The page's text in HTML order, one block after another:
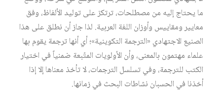
ما يحتاج إليه من مصطلحات، ترتكز على توليد الألفاظ، وفق
معايير ومقاييس وأوزان اللغة العربية. لذا جاز أن نطلق على هذا
الصنيع الاجتهادي «الترجمة التكوينية»؛ أي أنها ترجمة يقوم بها
علماء مهتمون بالمعنى، وأن الأولويات المتّبعة ضمنياً في اختيار
الكتب للترجمة، وفي تسلسل الترجمات، لا تأخذ معناها إلا إذا
أخذنا في الحسبان نشاطات البحث في زمانها.